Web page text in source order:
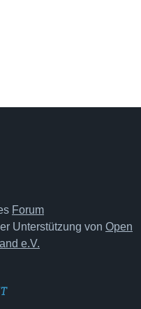
Forum
Unterstützung von Open
e.V.